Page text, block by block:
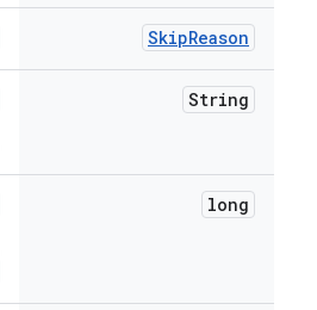
SkipReason
String
long